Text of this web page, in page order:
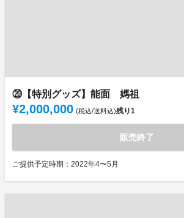
⑳【特別グッズ】能面 媽祖
¥2,000,000 (税込/送料込)残り1
販売終了
ご提供予定時期：2022年4〜5月